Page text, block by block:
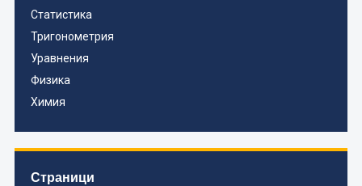
Статистика
Тригонометрия
Уравнения
Физика
Химия
Страници